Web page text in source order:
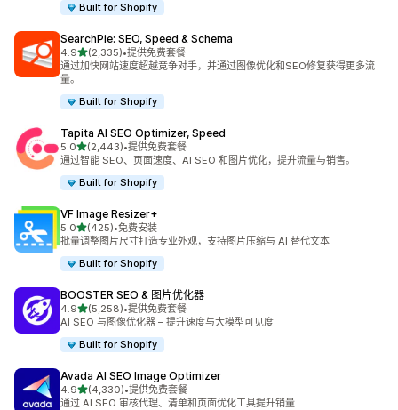
Built for Shopify
SearchPie: SEO, Speed & Schema
4.9星（满分 5 星）
(2,335)
总共 2335 条评论
•提供免费套餐
通过加快网站速度超越竞争对手，并通过图像优化和SEO修复获得更多流
量。
Built for Shopify
Tapita AI SEO Optimizer, Speed
5.0星（满分 5 星）
(2,443)
总共 2443 条评论
•提供免费套餐
通过智能 SEO、页面速度、AI SEO 和图片优化，提升流量与销售。
Built for Shopify
VF Image Resizer+
5.0星（满分 5 星）
(425)
总共 425 条评论
•免费安装
批量调整图片尺寸打造专业外观，支持图片压缩与 AI 替代文本
Built for Shopify
BOOSTER SEO & 图片优化器
4.9星（满分 5 星）
(5,258)
总共 5258 条评论
•提供免费套餐
AI SEO 与图像优化器 – 提升速度与大模型可见度
Built for Shopify
Avada AI SEO Image Optimizer
4.9星（满分 5 星）
(4,330)
总共 4330 条评论
•提供免费套餐
通过 AI SEO 审核代理、清单和页面优化工具提升销量